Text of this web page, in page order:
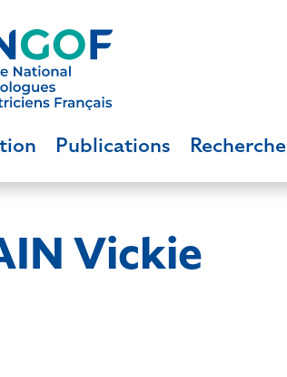
Publications Recherche
Vickie